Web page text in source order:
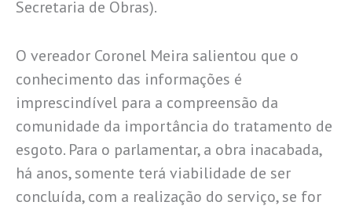
Secretaria de Obras).
O vereador Coronel Meira salientou que o
conhecimento das informações é
imprescindível para a compreensão da
comunidade da importância do tratamento de
esgoto. Para o parlamentar, a obra inacabada,
há anos, somente terá viabilidade de ser
concluída, com a realização do serviço, se for